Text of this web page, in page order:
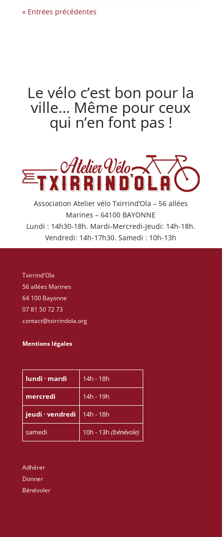
« Entrées précédentes
Le vélo c’est bon pour la
ville… Même pour ceux
qui n’en font pas !
Association Atelier vélo Txirrind’Ola – 56 allées
Marines – 64100 BAYONNE
Lundi : 14h30-18h. Mardi-Mercredi-Jeudi: 14h-18h.
Vendredi: 14h-17h30. Samedi : 10h-13h
Txirrind'Ola
56 allées Marines
64 100 Bayonne
07 81 50 72 73
contact@txirrindola.org
Mentions légales
lundi · mardi
14h - 18h
mercredi
14h - 19h
jeudi · vendredi
14h - 18h
samedi
10h - 13h(bénévole)
Adhérer
Donner
Bénévoler